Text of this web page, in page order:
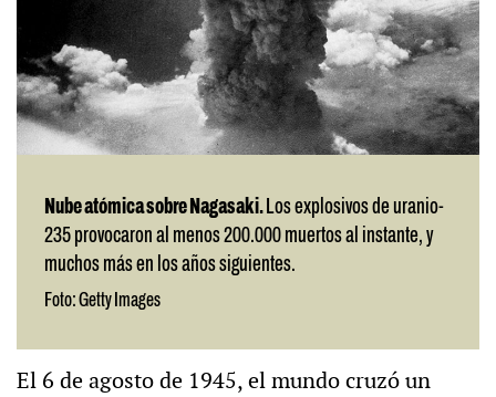
Nube atómica sobre Nagasaki. Los explosivos de uranio-
235 provocaron al menos 200.000 muertos al instante, y
muchos más en los años siguientes.
Foto: Getty Images
El 6 de agosto de 1945, el mundo cruzó un